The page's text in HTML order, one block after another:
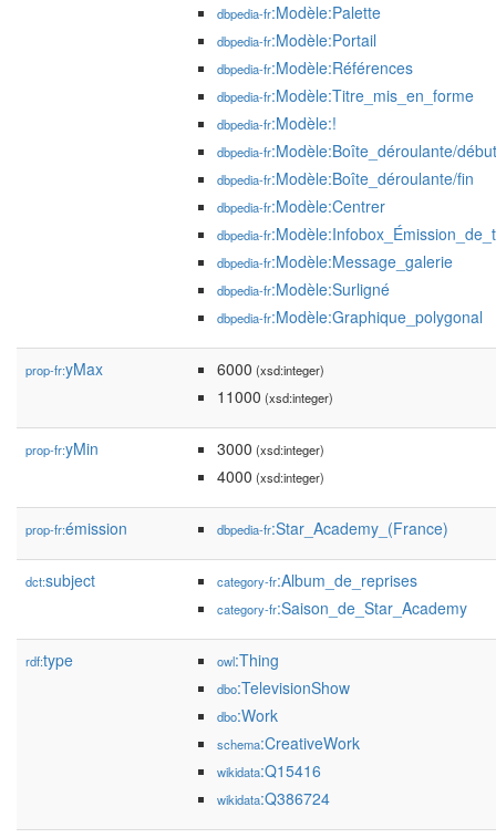
dbpedia-fr:Modèle:Palette
dbpedia-fr:Modèle:Portail
dbpedia-fr:Modèle:Références
dbpedia-fr:Modèle:Titre_mis_en_forme
dbpedia-fr:Modèle:!
dbpedia-fr:Modèle:Boîte_déroulante/début
dbpedia-fr:Modèle:Boîte_déroulante/fin
dbpedia-fr:Modèle:Centrer
dbpedia-fr
dbpedia-fr:Modèle:Message_galerie
dbpedia-fr:Modèle:Surligné
dbpedia-fr:Modèle:Graphique_polygonal
prop-fr:yMax 6000 (xsd:integer)
11000 (xsd:integer)
prop-fr:yMin 3000 (xsd:integer)
4000 (xsd:integer)
prop-fr:émission dbpedia-fr:Star_Academy_(France)
dct:subject category-fr:Album_de_reprises
category-fr:Saison_de_Star_Academy
rdf:type owl:Thing
dbo:TelevisionShow
dbo:Work
schema:CreativeWork
wikidata:Q15416
wikidata:Q386724